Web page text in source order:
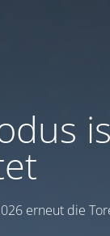
erneut die